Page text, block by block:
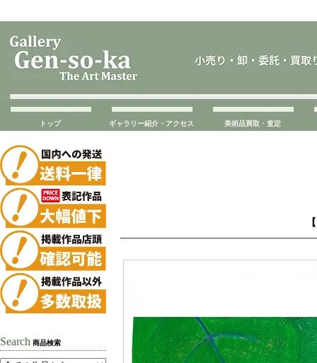
トップ ギャラリー紹介・アクセス 美術品買取・査定
Search 商品検索